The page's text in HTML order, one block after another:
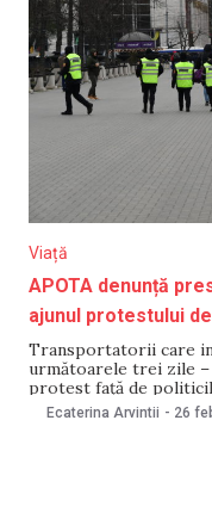
Viață
APOTA denunță
ajunul protestului
Transportatorii care
următoarele trei zile –
protest față de
și chiar amenințați de
Ecaterina Arvintii - 26